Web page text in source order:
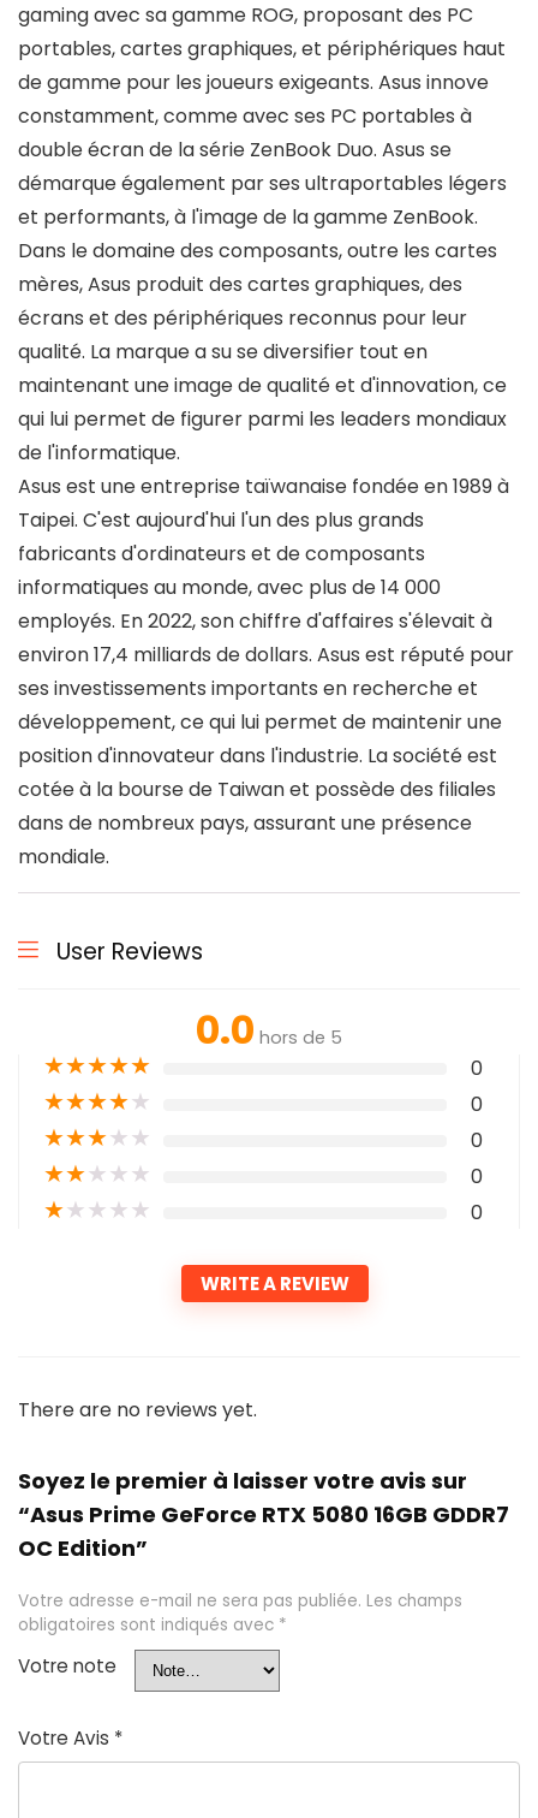
gaming avec sa gamme ROG, proposant des PC
portables, cartes graphiques, et périphériques haut
de gamme pour les joueurs exigeants. Asus innove
constamment, comme avec ses PC portables à
double écran de la série ZenBook Duo. Asus se
démarque également par ses ultraportables légers
et performants, à l'image de la gamme ZenBook.
Dans le domaine des composants, outre les cartes
mères, Asus produit des cartes graphiques, des
écrans et des périphériques reconnus pour leur
qualité. La marque a su se diversifier tout en
maintenant une image de qualité et d'innovation, ce
qui lui permet de figurer parmi les leaders mondiaux
de l'informatique.
Asus est une entreprise taïwanaise fondée en 1989 à
Taipei. C'est aujourd'hui l'un des plus grands
fabricants d'ordinateurs et de composants
informatiques au monde, avec plus de 14 000
employés. En 2022, son chiffre d'affaires s'élevait à
environ 17,4 milliards de dollars. Asus est réputé pour
ses investissements importants en recherche et
développement, ce qui lui permet de maintenir une
position d'innovateur dans l'industrie. La société est
cotée à la bourse de Taiwan et possède des filiales
dans de nombreux pays, assurant une présence
mondiale.
User Reviews
0.0 hors de 5
★★★★★ 0
★★★★★ 0
★★★★★ 0
★★★★★ 0
★★★★★ 0
WRITE A REVIEW
There are no reviews yet.
Soyez le premier à laisser votre avis sur
“Asus Prime GeForce RTX 5080 16GB GDDR7
OC Edition”
Votre adresse e-mail ne sera pas publiée. Les champs
obligatoires sont indiqués avec *
Votre note
Votre Avis *